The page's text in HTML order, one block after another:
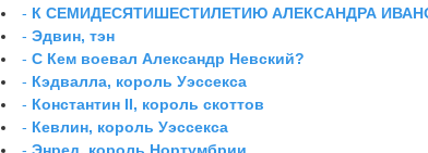
- К СЕМИДЕСЯТИШЕСТИЛЕТИЮ АЛЕКСАНДРА
-Эдвин, тэн
-С Кем воевал Александр Невский?
- Кэдвалла, король Уэссекса
- Константин II, король скоттов
- Кевлин, король Уэссекса
-Энред, король Нортумбрии